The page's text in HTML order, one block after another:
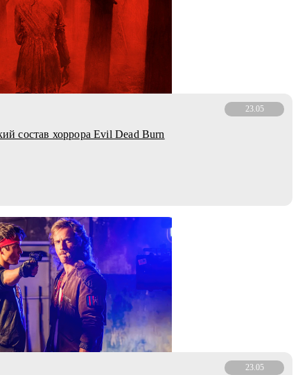
23.05
состав хоррора Evil Dead Burn
23.05